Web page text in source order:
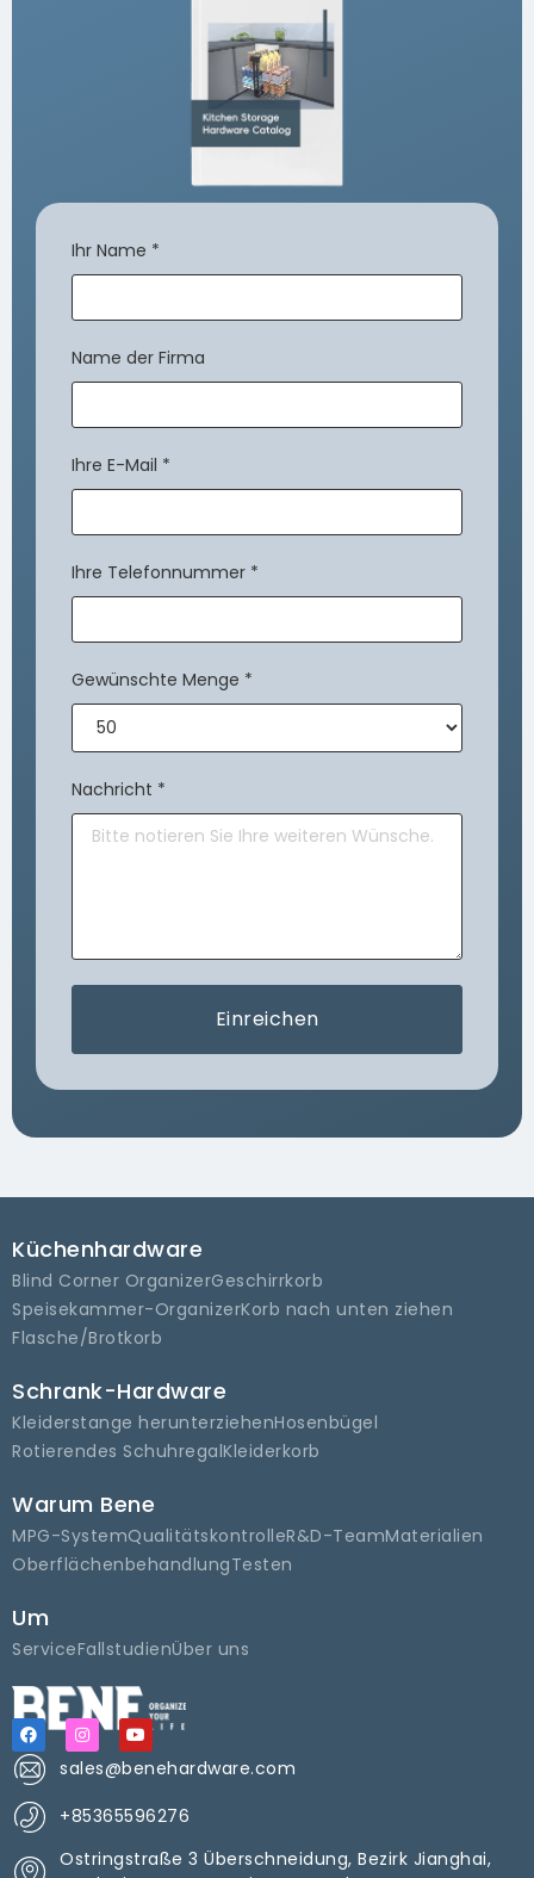
Ihr Name *
Name der Firma
Ihre E-Mail *
Ihre Telefonnummer *
Gewünschte Menge *
Nachricht *
Einreichen
Küchenhardware
Blind Corner OrganizerGeschirrkorb
Speisekammer-OrganizerKorb nach unten ziehen
Flasche/Brotkorb
Schrank-Hardware
Kleiderstange herunterziehenHosenbügel
Rotierendes SchuhregalKleiderkorb
Warum Bene
MPG-SystemQualitätskontrolleR&D-TeamMaterialien
OberflächenbehandlungTesten
Um
ServiceFallstudienÜber uns
sales@benehardware.com
+85365596276
Ostringstraße 3 Überschneidung, Bezirk Jianghai,